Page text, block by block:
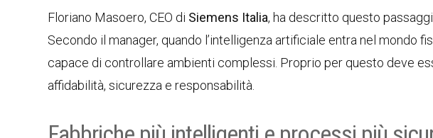
Floriano Masoero, CEO di Siemens Italia, ha descritto questo
Secondo il manager, quando l’intelligenza artificiale entra nel mondo
capace di controllare ambienti complessi. Proprio per questo deve
affidabilità, sicurezza e responsabilità.